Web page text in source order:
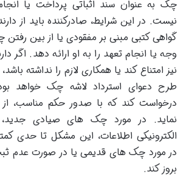
چک به عنوان سند اثباتی پرداخت یا
نیست. در این شرایط، صادرکننده باید از
گواهی کتبی مبنی بر مفقودی یا از بین
وجه یا انجام تعهد را به او ارائه دهد. اگر
نیز امتناع کند یا همکاری لازم را نداشته
طرح دعوای استرداد لاشه چک خواهد
درخواست کند که با صدور حکم مناسب،
نماید. در مورد چک های صیادی
الکترونیکی اطلاعات، این مشکل تا حدی
در مورد چک های قدیمی یا در صورت عدم
بروز کند.